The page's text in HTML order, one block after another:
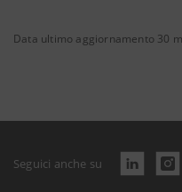
Data ultimo aggiornamento 30
Seguici anche su